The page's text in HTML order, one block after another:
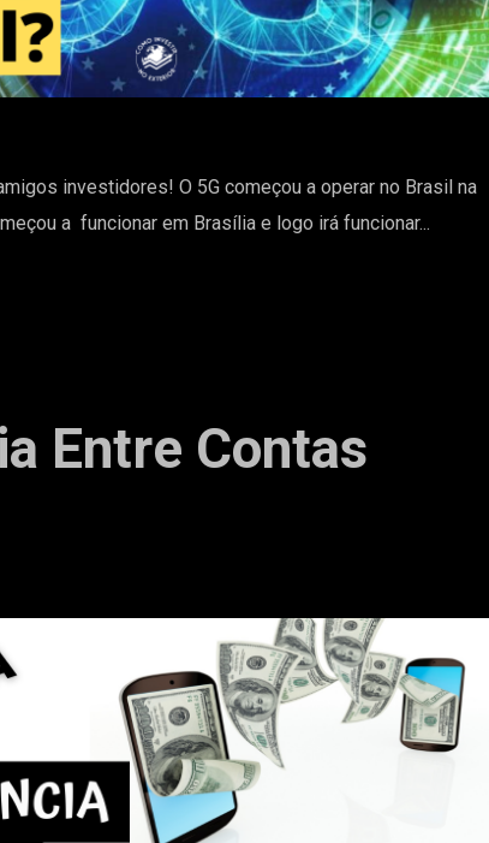
investidores! O 5G começou a operar no Brasil na
a funcionar em Brasília e logo irá funcionar...
Entre Contas